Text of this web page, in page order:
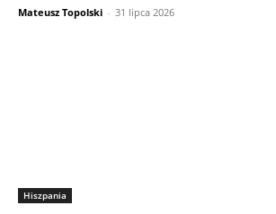
Mateusz Topolski - 31 lipca 2026
Hiszpania